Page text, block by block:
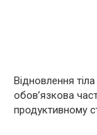
Відновлення
обов’язкова
продуктивному